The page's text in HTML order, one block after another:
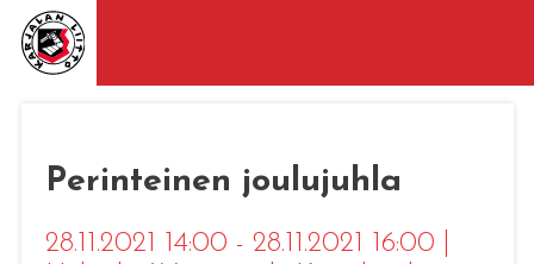
Perinteinen joulujuhla
28.11.2021 14:00 - 28.11.2021 16:00